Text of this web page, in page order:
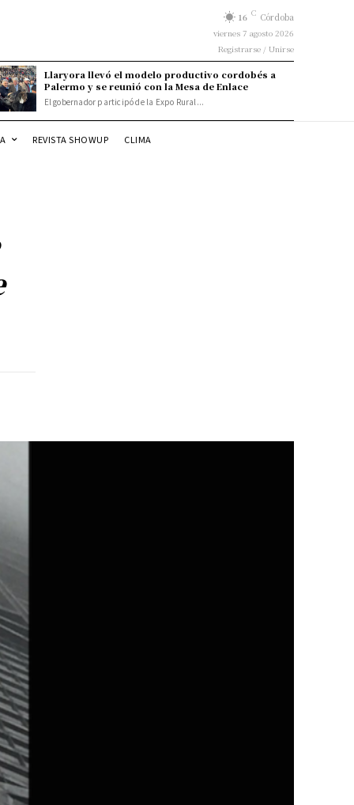
16 C Córdoba
viernes 7 agosto 2026
Registrarse / Unirse
Llaryora llevó el modelo productivo cordobés a
Palermo y se reunió con la Mesa de Enlace
El gobernador participó de la Expo Rural...
REVISTA SHOWUP CLIMA